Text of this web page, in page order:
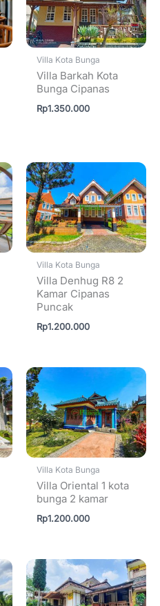
Villa Kota Bunga
Villa Barkah Kota
Bunga Cipanas
Rp1.350.000
Villa Kota Bunga
Villa Denhug R8 2
Kamar Cipanas
Puncak
Rp1.200.000
Villa Kota Bunga
Villa Oriental 1 kota
bunga 2 kamar
Rp1.200.000